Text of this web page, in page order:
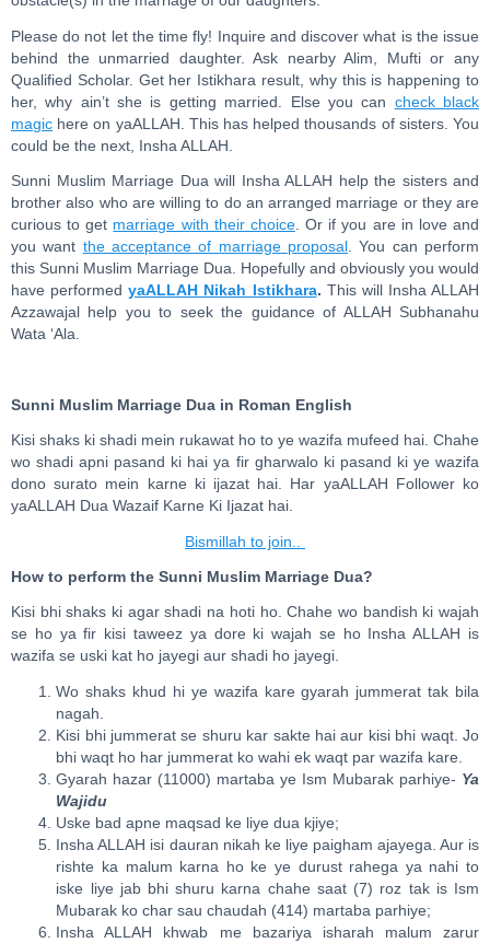
Please do not let the time fly! Inquire and discover what is the issue
behind the unmarried daughter. Ask nearby Alim, Mufti or any
Qualified Scholar. Get her Istikhara result, why this is happening to
her, why ain’t she is getting married. Else you can check black
magic here on yaALLAH. This has helped thousands of sisters. You
could be the next, Insha ALLAH.
Sunni Muslim Marriage Dua will Insha ALLAH help the sisters and
brother also who are willing to do an arranged marriage or they are
curious to get marriage with their choice. Or if you are in love and
you want the acceptance of marriage proposal . You can perform
this Sunni Muslim Marriage Dua. Hopefully and obviously you would
have performedyaALLAH Nikah Istikhara. This will Insha ALLAH
Azzawajal help you to seek the guidance of ALLAH Subhanahu
Wata ‘Ala.
Sunni Muslim Marriage Dua in Roman English
Kisi shaks ki shadi mein rukawat ho to ye wazifa mufeed hai. Chahe
wo shadi apni pasand ki hai ya fir gharwalo ki pasand ki ye wazifa
dono surato mein karne ki ijazat hai. Har yaALLAH Follower ko
yaALLAH Dua Wazaif Karne Ki Ijazat hai.
Bismillah to join..
How to perform the Sunni Muslim Marriage Dua?
Kisi bhi shaks ki agar shadi na hoti ho. Chahe wo bandish ki wajah
se ho ya fir kisi taweez ya dore ki wajah se ho Insha ALLAH is
wazifa se uski kat ho jayegi aur shadi ho jayegi.
Wo shaks khud hi ye wazifa kare gyarah jummerat tak bila
nagah.
Kisi bhi jummerat se shuru kar sakte hai aur kisi bhi waqt. Jo
bhi waqt ho har jummerat ko wahi ek waqt par wazifa kare.
Gyarah hazar (11000) martaba ye Ism Mubarak parhiye- Ya
Wajidu
Uske bad apne maqsad ke liye dua kjiye;
Insha ALLAH isi dauran nikah ke liye paigham ajayega. Aur is
rishte ka malum karna ho ke ye durust rahega ya nahi to
iske liye jab bhi shuru karna chahe saat (7) roz tak is Ism
Mubarak ko char sau chaudah (414) martaba parhiye;
Insha ALLAH khwab me bazariya isharah malum zarur